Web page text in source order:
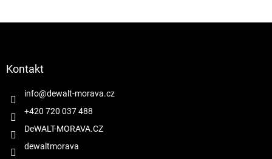
Kontakt
info@dewalt-morava.cz
+420 720 037 488
DeWALT-MORAVA.CZ
dewaltmorava